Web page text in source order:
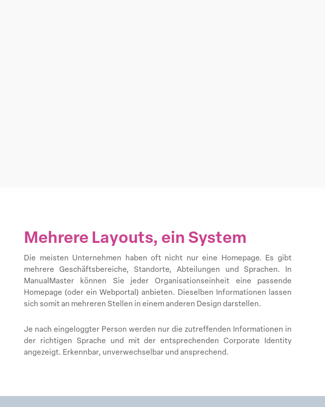
Mehrere Layouts, ein System
Die meisten Unternehmen haben oft nicht nur eine Homepage. Es gibt
mehrere Geschäftsbereiche, Standorte, Abteilungen und Sprachen. In
ManualMaster können Sie jeder Organisationseinheit eine passende
Homepage (oder ein Webportal) anbieten. Dieselben Informationen lassen
sich somit an mehreren Stellen in einem anderen Design darstellen.
Je nach eingeloggter Person werden nur die zutreffenden Informationen in
der richtigen Sprache und mit der entsprechenden Corporate Identity
angezeigt. Erkennbar, unverwechselbar und ansprechend.